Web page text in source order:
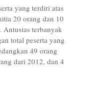
yang terdiri atas
20 orang dan 10
terbanyak
total peserta yang
49 orang
dari 2012, dan 4